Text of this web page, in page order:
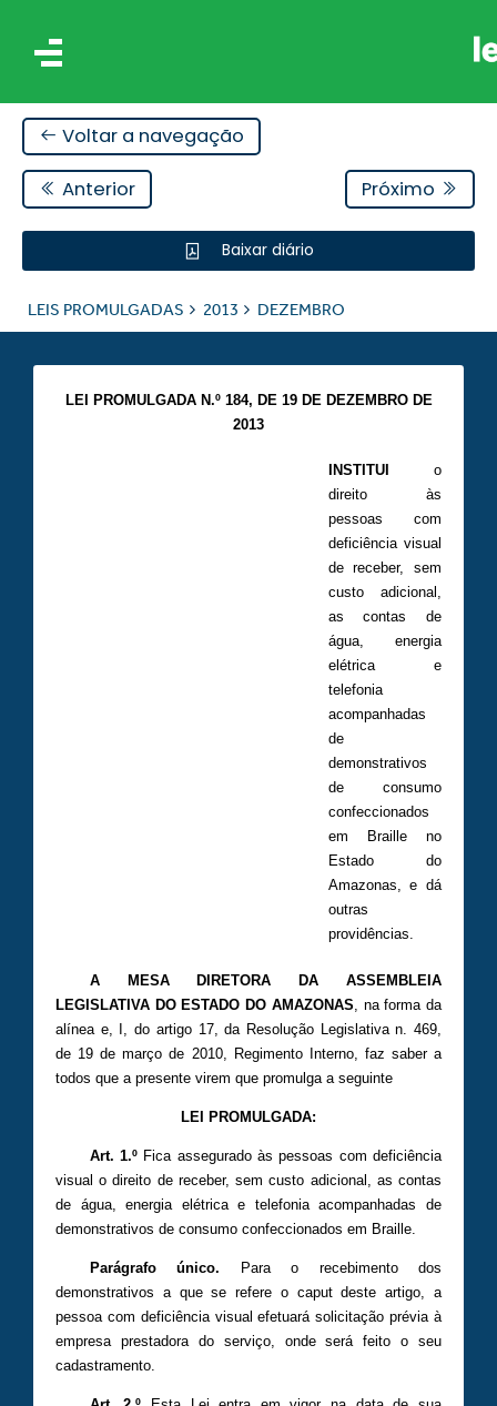
Voltar a navegação
Anterior Próximo
Baixar diário
LEIS PROMULGADAS 2013 DEZEMBRO
LEI PROMULGADA N.º 184, DE 19 DE DEZEMBRO DE
2013
INSTITUI
o
direito às
pessoas com
deficiência visual
de receber, sem
custo adicional,
as contas de
água, energia
elétrica e
telefonia
acompanhadas
de
demonstrativos
de consumo
confeccionados
em Braille no
Estado do
Amazonas, e dá
outras
providências.
A MESA DIRETORA DA ASSEMBLEIA
LEGISLATIVA DO ESTADO DO AMAZONAS , na forma da
alínea e, I, do artigo 17, da Resolução Legislativa n. 469,
de 19 de março de 2010, Regimento Interno, faz saber a
todos que a presente virem que promulga a seguinte
LEI PROMULGADA:
Art. 1.º Fica assegurado às pessoas com deficiência
visual o direito de receber, sem custo adicional, as contas
de água, energia elétrica e telefonia acompanhadas de
demonstrativos de consumo confeccionados em Braille.
Parágrafo único. Para o recebimento dos
demonstrativos a que se refere o caput deste artigo, a
pessoa com deficiência visual efetuará solicitação prévia à
empresa prestadora do serviço, onde será feito o seu
cadastramento.